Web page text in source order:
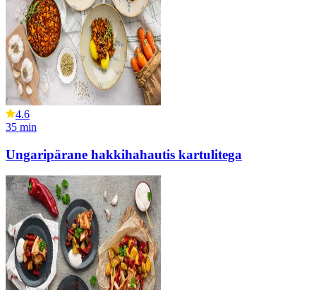
4.6
35 min
Ungaripärane hakkihahautis kartulitega